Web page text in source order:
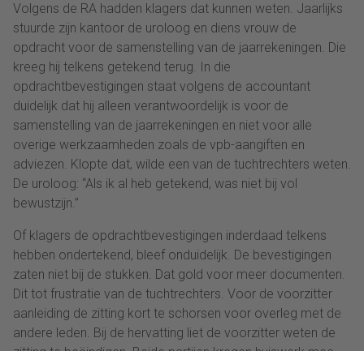
Volgens de RA hadden klagers dat kunnen weten. Jaarlijks
stuurde zijn kantoor de uroloog en diens vrouw de
opdracht voor de samenstelling van de jaarrekeningen. Die
kreeg hij telkens getekend terug. In die
opdrachtbevestigingen staat volgens de accountant
duidelijk dat hij alleen verantwoordelijk is voor de
samenstelling van de jaarrekeningen en niet voor alle
overige werkzaamheden zoals de vpb-aangiften en
adviezen. Klopte dat, wilde een van de tuchtrechters weten.
De uroloog: “Als ik al heb getekend, was niet bij vol
bewustzijn.”
Of klagers de opdrachtbevestigingen inderdaad telkens
hebben ondertekend, bleef onduidelijk. De bevestigingen
zaten niet bij de stukken. Dat gold voor meer documenten.
Dit tot frustratie van de tuchtrechters. Voor de voorzitter
aanleiding de zitting kort te schorsen voor overleg met de
andere leden. Bij de hervatting liet de voorzitter weten de